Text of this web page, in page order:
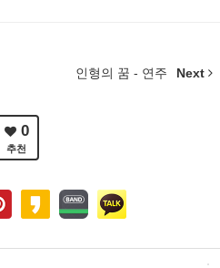
인형의 꿈 - 연주 Next
0
추천